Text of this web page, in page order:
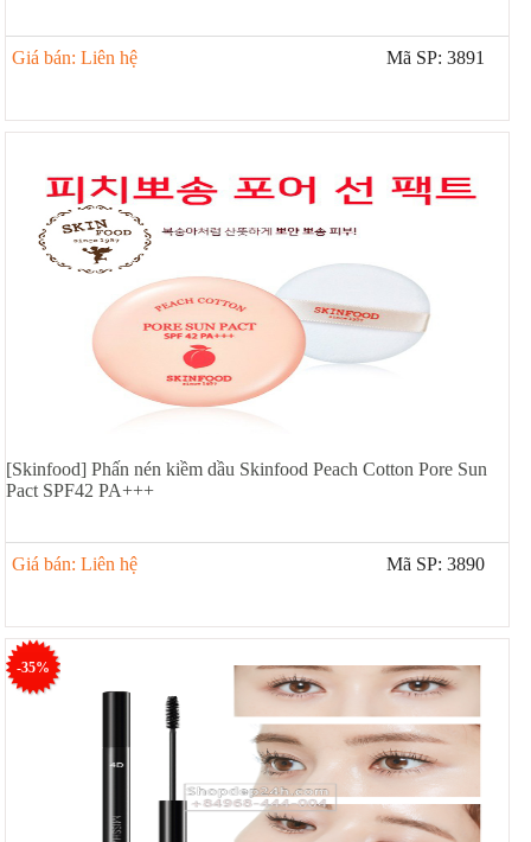
Giá bán: Liên hệ Mã SP: 3891
[Skinfood] Phấn nén kiềm dầu Skinfood Peach Cotton Pore Sun
Pact SPF42 PA+++
Giá bán: Liên hệ Mã SP: 3890
-35%